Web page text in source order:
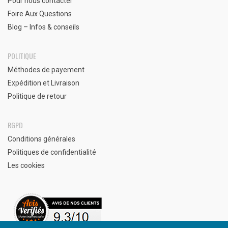
Foire Aux Questions
Blog – Infos & conseils
POLITIQUE
Méthodes de payement
Expédition et Livraison
Politique de retour
RGPD
Conditions générales
Politiques de confidentialité
Les cookies